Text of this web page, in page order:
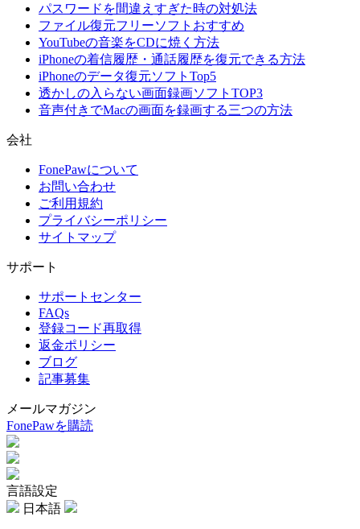
パスワードを間違えすぎた時の対処法
ファイル復元フリーソフトおすすめ
YouTubeの音楽をCDに焼く方法
iPhoneの着信履歴・通話履歴を復元できる方法
iPhoneのデータ復元ソフトTop5
透かしの入らない画面録画ソフトTOP3
音声付きでMacの画面を録画する三つの方法
会社
FonePawについて
お問い合わせ
ご利用規約
プライバシーポリシー
サイトマップ
サポート
サポートセンター
FAQs
登録コード再取得
返金ポリシー
ブログ
記事募集
メールマガジン
FonePawを購読
言語設定
日本語